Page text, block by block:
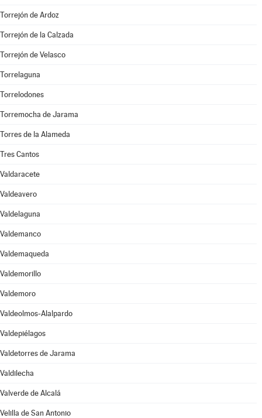
Torrejón de Ardoz
Torrejón de la Calzada
Torrejón de Velasco
Torrelaguna
Torrelodones
Torremocha de Jarama
Torres de la Alameda
Tres Cantos
Valdaracete
Valdeavero
Valdelaguna
Valdemanco
Valdemaqueda
Valdemorillo
Valdemoro
Valdeolmos-Alalpardo
Valdepiélagos
Valdetorres de Jarama
Valdilecha
Valverde de Alcalá
Velilla de San Antonio